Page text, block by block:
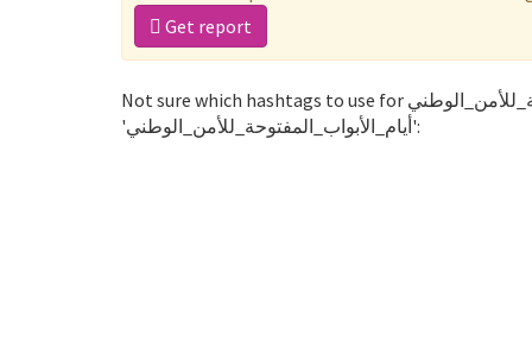
Get report
Not sure which hashtags to use for أيام_الأبواب_المفتوحة_للأمن_الوطني? These 0 are often used along with the word
'أيام_الأبواب_المفتوحة_للأمن_الوطني':